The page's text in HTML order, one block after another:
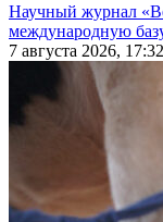
Научный журнал
международную
7 августа 2026, 17:32